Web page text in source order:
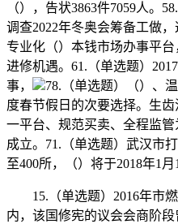
（），告状3863件7059人。
调查2022年冬奥会筹备工做
专业化（）本钱市场办事平
进修机遇。61.（单选题）
事，
78.（单选题）（）、
度春节假日的次要选择。生
一平台、规范买卖、全程监
成立。71.（单选题）武汉市
至400所，（）将于2018年1月
15.（单选题）2016年市燃
内，该国修宪的议会会商阶